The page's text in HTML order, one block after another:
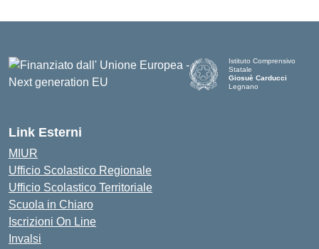
Istituto Comprensivo
Statale
Giosuè Carducci
Legnano
Link Esterni
MIUR
Ufficio Scolastico Regionale
Ufficio Scolastico Territoriale
Scuola in Chiaro
Iscrizioni On Line
Invalsi